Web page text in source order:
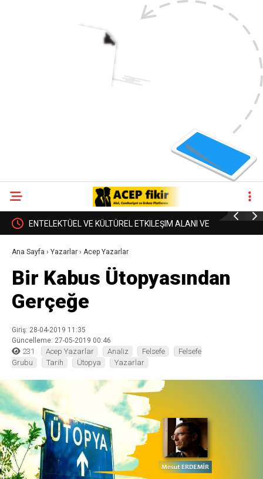
ENTELEKTÜEL VE KÜLTÜREL ETKILEŞIM ALANI VE
NÂTIK HAYVAN ÖRNEĞI
Ana Sayfa › Yazarlar › Acep Yazarlar
Bir Kabus Ütopyasından
Gerçeğe
Giriş: 28-04-2019 11:35
Güncelleme: 27-05-2019 00:46
231 Acep Yazarlar Analiz Felsefe
Felsefe
Grubu
Tarih Ütopya Yazarlar